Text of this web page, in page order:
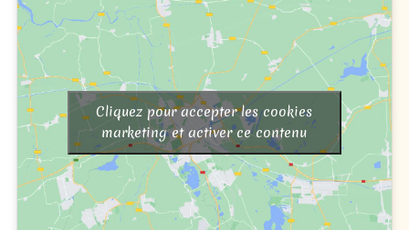
Cliquez pour accepter les cookies
marketing et activer ce contenu